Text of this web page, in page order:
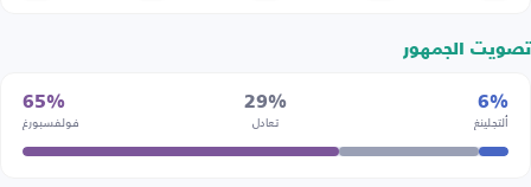
تصويت الجمهور
6%
ألتجلينغ
29%
تعادل
65%
فولفسبورغ